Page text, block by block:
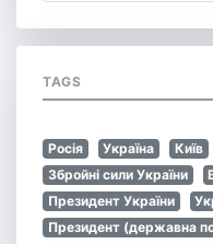
TAGS
Росія Україна Київ
Збройні сили України
Президент України
Президент (державна